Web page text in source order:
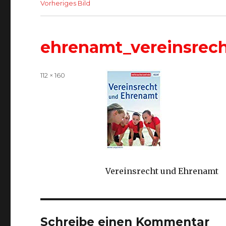
Vorheriges Bild
Vereinsrecht und Ehrenamt
Volle
112 × 160
Schreibe einen Kommentar